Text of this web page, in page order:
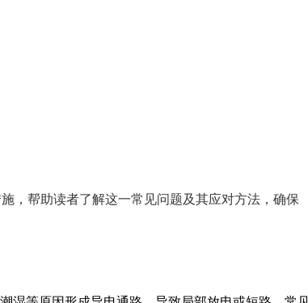
，帮助读者了解这一常见问题及其应对方法，确保